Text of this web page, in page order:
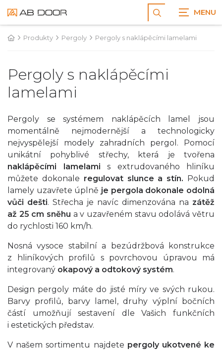
Zobrazit
Produkty Pergoly Pergoly s naklápěcími lamelami
Pergoly s naklápěcími
lamelami
Pergoly se systémem naklápěcích lamel jsou
momentálně nejmodernější a technologicky
nejvyspělejší modely zahradních pergol. Pomocí
unikátní pohyblivé střechy, která je tvořena
naklápěcími lamelami s extrudovaného hliníku
můžete dokonale regulovat slunce a stín. Pokud
lamely uzavřete úplně je pergola dokonale odolná
vůči dešti. Střecha je navíc dimenzována na zátěž
až 25 cm sněhu a v uzavřeném stavu odolává větru
do rychlosti 160 km/h.
Nosná vysoce stabilní a bezúdržbová konstrukce
z hliníkových profilů s povrchovou úpravou má
integrovaný okapový a odtokový systém.
Design pergoly máte do jisté míry ve svých rukou.
Barvy profilů, barvy lamel, druhy výplní bočních
částí umožňují sestavení dle Vašich funkčních
i estetických představ.
V našem sortimentu najdete pergoly ukotvené ke